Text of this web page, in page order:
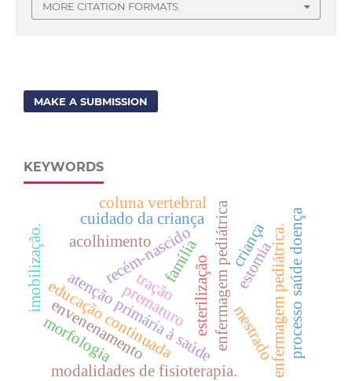
MORE CITATION FORMATS
MAKE A SUBMISSION
KEYWORDS
atenção primária à saúdeenfermagem pediátricacriança
recém-nascido
educação continuada
cuidado da criança
enfermagem pediátrica.
família
prematuro
envenenamento
tração
coluna vertebral
modalidades de fisioterapia.
acolhimento
morfologia
imobilização. estomia
esterilização mestrado processo saúde doença